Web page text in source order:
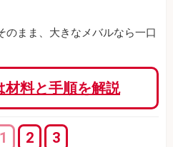
のまま、大きなメバルなら一口
材料と手順を解説
1 2 3